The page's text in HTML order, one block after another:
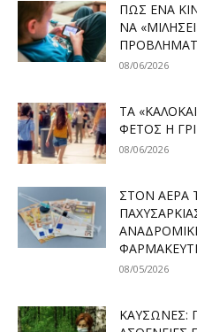
ΠΏΣ ΈΝΑ
ΝΑ
08/06/2026
ΤΑ
ΦΈΤΟΣ Η
08/06/2026
ΣΤΟΝ ΑΈΡΑ
08/05/2026
ΚΑΎΣΩΝΕΣ: